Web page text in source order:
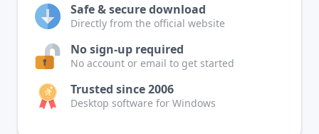
Safe & secure download
Directly from the official website
No sign-up required
No account or email to get started
Trusted since 2006
Desktop software for Windows